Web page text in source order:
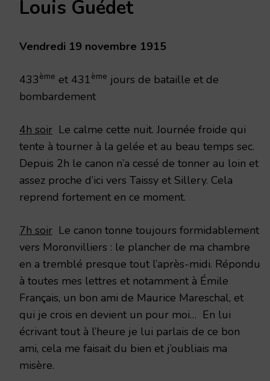
NOVEMBRE
1915
Louis Guédet
Vendredi 19 novembre 1915
433ème et 431ème jours de bataille et de
bombardement
4h soir Le calme cette nuit. Journée froide qui
tente à tourner à la gelée et au beau temps sec.
Depuis 2h le canon n’a cessé de tonner au loin et
assez proche d’ici vers Taissy et Sillery. Cela
reprend fortement en ce moment.
7h soir Le canon tonne toujours formidablement
vers Moronvilliers : le plancher de ma chambre
en a tremblé presque tout l’après-midi. Répondu
à toutes mes lettres et notamment à Émile
Français, un bon ami de Maurice Mareschal, et
qui je crois en devient un pour moi… En lui
écrivant tout à l’heure je lui parlais de ce bon
ami, cela me faisait du bien et j’oubliais ma
misère.